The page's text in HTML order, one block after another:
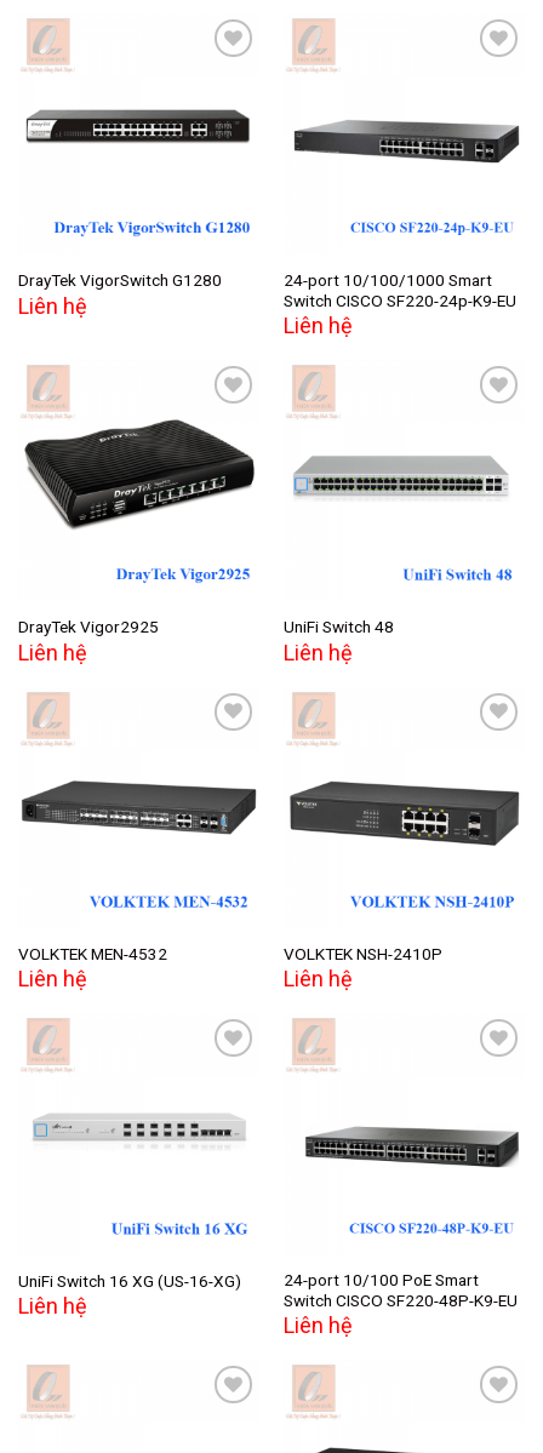
Add to
wishlist
DrayTek VigorSwitch G1280
Liên hệ
wishlist
24-port 10/100/1000 Smart
Switch CISCO SF220-24p-K9-EU
Liên hệ
Add to
wishlist
DrayTek Vigor2925
Liên hệ
Add to
wishlist
UniFi Switch 48
Liên hệ
Add to
wishlist
VOLKTEK MEN-4532
Liên hệ
Add to
wishlist
VOLKTEK NSH-2410P
Liên hệ
Add to
wishlist
UniFi Switch 16 XG (US-16-XG)
Liên hệ
wishlist
24-port 10/100 PoE Smart
Switch CISCO SF220-48P-K9-EU
Liên hệ